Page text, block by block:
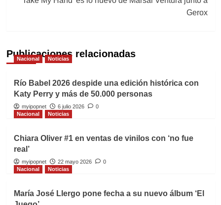
Gerox
Publicaciones relacionadas
Nacional Noticias
Río Babel 2026 despide una edición histórica con
Katy Perry y más de 50.000 personas
myipopnet 6 julio 2026
0
Nacional
Noticias
Chiara Oliver #1 en ventas de vinilos con ‘no fue
real’
myipopnet 22 mayo 2026
0
Nacional
Noticias
María José Llergo pone fecha a su nuevo álbum ‘El